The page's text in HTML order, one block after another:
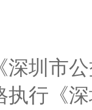
深圳市
执行《